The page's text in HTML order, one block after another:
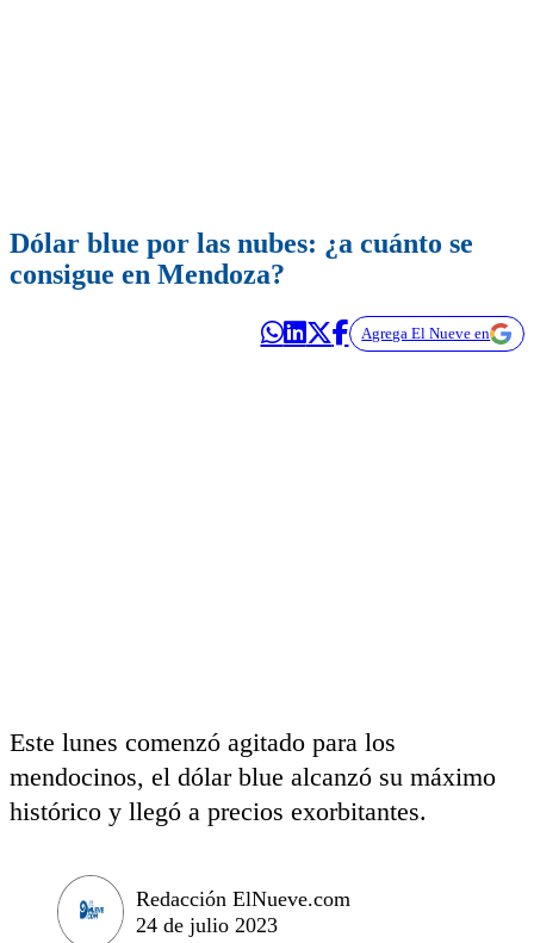
Dólar blue por las nubes: ¿a cuánto se
consigue en Mendoza?
Agrega El Nueve en
Este lunes comenzó agitado para los
mendocinos, el dólar blue alcanzó su máximo
histórico y llegó a precios exorbitantes.
Redacción ElNueve.com
24 de julio 2023